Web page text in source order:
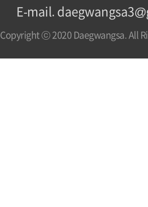
E-mail.
Copyright ⓒ 2020 Daegwangsa. All